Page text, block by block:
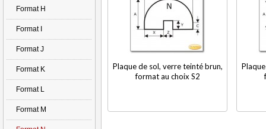
Plaque de sol, verre teinté brun,
format au choix S2
Format H
Format I
Format J
Format K
Format L
Format M